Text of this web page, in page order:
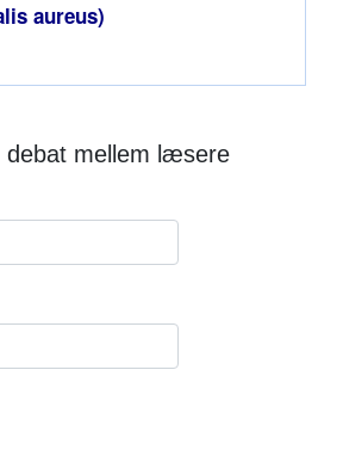
aureus)
debat mellem læsere